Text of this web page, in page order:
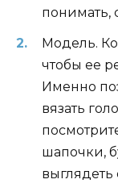
понимать,
Модель.
чтобы ее
Именно
вязать
шапочки,
выглядеть